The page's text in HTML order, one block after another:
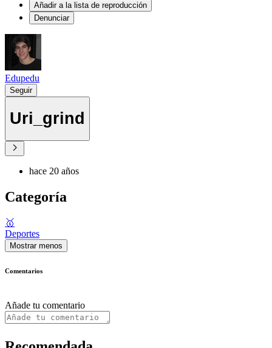
Añadir a la lista de reproducción
Denunciar
Edupedu
Seguir
Uri_grind
hace 20 años
Categoría
🥇
Deportes
Mostrar menos
Comentarios
Añade tu comentario